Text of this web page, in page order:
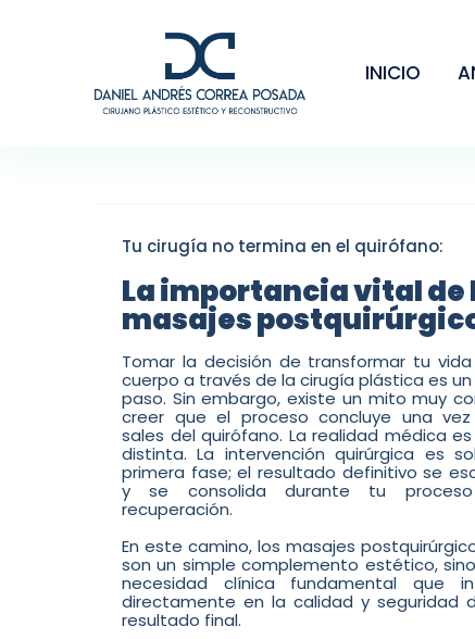
INICIO
Tu cirugía no termina en el quirófano:
La importancia vital de
masajes
Tomar la decisión de transformar tu
cuerpo a través de la cirugía plástica es un
paso. Sin embargo, existe un mito muy
creer que el proceso concluye una
sales del quirófano. La realidad médica
distinta. La intervención quirúrgica es
primera fase; el resultado definitivo se
y se consolida durante tu
recuperación.
En este camino, los masajes
son un simple complemento estético,
necesidad clínica fundamental que
directamente en la calidad y seguridad
resultado final.